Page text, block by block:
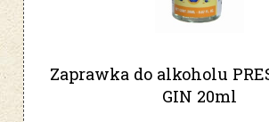
Zaprawka do alkoholu
GIN 20ml